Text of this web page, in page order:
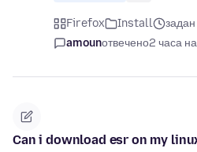
Firefox Install
amounотвечено2 часа
Can i download esr on my